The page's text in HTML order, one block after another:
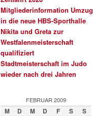
Mitgliederinformation Umzug
in die neue HBS-Sporthalle
Nikita und Greta zur
Westfalenmeisterschaft
qualifiziert
Stadtmeisterschaft im Judo
wieder nach drei Jahren
FEBRUAR 2009
M D M D F S
S